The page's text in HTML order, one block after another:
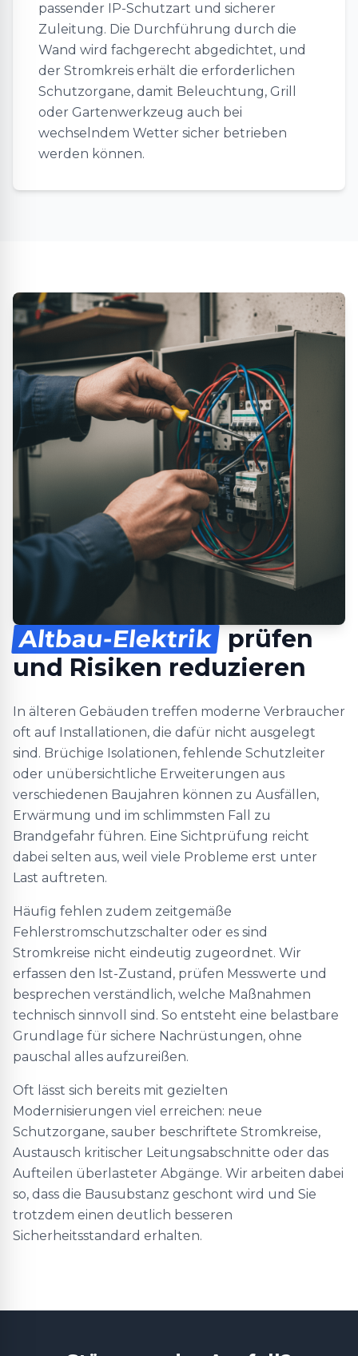
passender IP-Schutzart und sicherer
Zuleitung. Die Durchführung durch die
Wand wird fachgerecht abgedichtet, und
der Stromkreis erhält die erforderlichen
Schutzorgane, damit Beleuchtung, Grill
oder Gartenwerkzeug auch bei
wechselndem Wetter sicher betrieben
werden können.
Altbau-Elektrik prüfen
und Risiken reduzieren
In älteren Gebäuden treffen moderne Verbraucher
oft auf Installationen, die dafür nicht ausgelegt
sind. Brüchige Isolationen, fehlende Schutzleiter
oder unübersichtliche Erweiterungen aus
verschiedenen Baujahren können zu Ausfällen,
Erwärmung und im schlimmsten Fall zu
Brandgefahr führen. Eine Sichtprüfung reicht
dabei selten aus, weil viele Probleme erst unter
Last auftreten.
Häufig fehlen zudem zeitgemäße
Fehlerstromschutzschalter oder es sind
Stromkreise nicht eindeutig zugeordnet. Wir
erfassen den Ist-Zustand, prüfen Messwerte und
besprechen verständlich, welche Maßnahmen
technisch sinnvoll sind. So entsteht eine belastbare
Grundlage für sichere Nachrüstungen, ohne
pauschal alles aufzureißen.
Oft lässt sich bereits mit gezielten
Modernisierungen viel erreichen: neue
Schutzorgane, sauber beschriftete Stromkreise,
Austausch kritischer Leitungsabschnitte oder das
Aufteilen überlasteter Abgänge. Wir arbeiten dabei
so, dass die Bausubstanz geschont wird und Sie
trotzdem einen deutlich besseren
Sicherheitsstandard erhalten.